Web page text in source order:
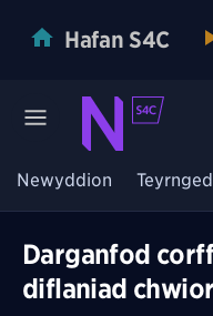
Hafan S4C
Newyddion
Darganfod
diflaniad